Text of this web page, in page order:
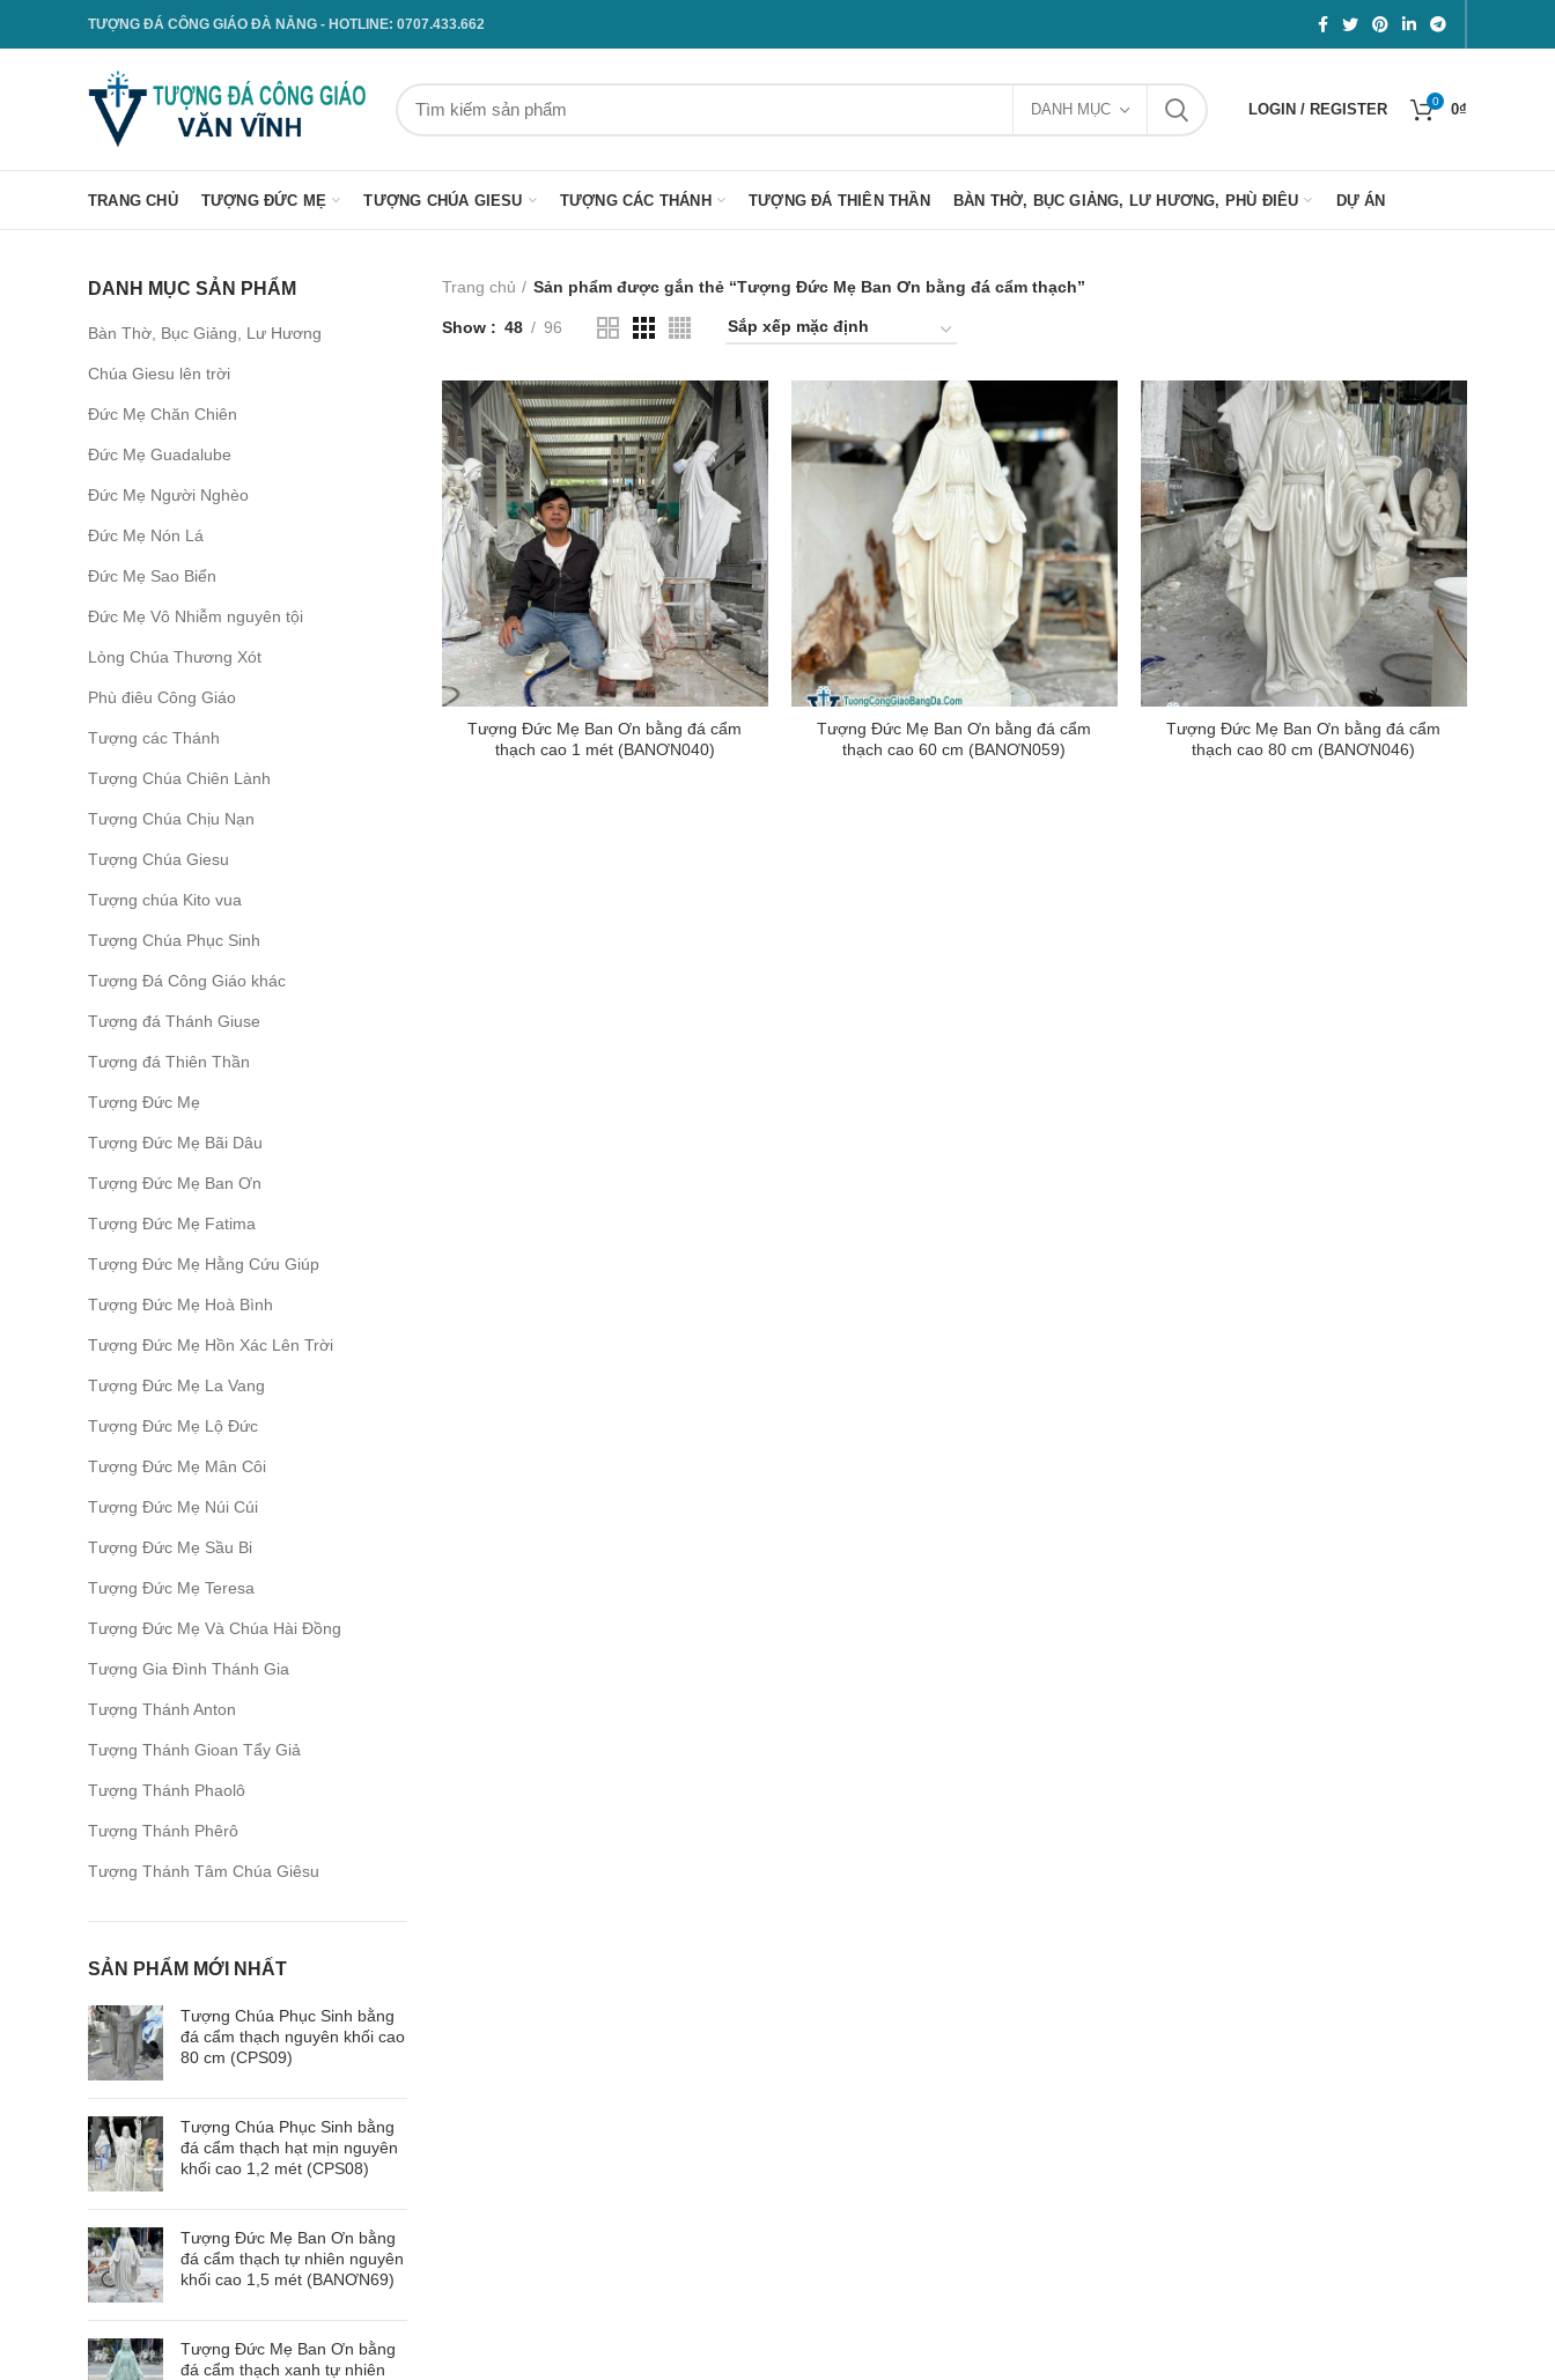
TƯỢNG ĐÁ CÔNG GIÁO ĐÀ NẴNG - HOTLINE: 0707.433.662
DANH MỤC LOGIN / REGISTER 0 0₫
TRANG CHỦ TƯỢNG ĐỨC MẸ TƯỢNG CHÚA GIESU TƯỢNG CÁC THÁNH TƯỢNG ĐÁ THIÊN THẦN BÀN THỜ, BỤC GIẢNG, LƯ HƯƠNG, PHÙ ĐIÊU DỰ ÁN
DANH MỤC SẢN PHẨM
Bàn Thờ, Bục Giảng, Lư Hương
Chúa Giesu lên trời
Đức Mẹ Chăn Chiên
Đức Mẹ Guadalube
Đức Mẹ Người Nghèo
Đức Mẹ Nón Lá
Đức Mẹ Sao Biển
Đức Mẹ Vô Nhiễm nguyên tội
Lòng Chúa Thương Xót
Phù điêu Công Giáo
Tượng các Thánh
Tượng Chúa Chiên Lành
Tượng Chúa Chịu Nạn
Tượng Chúa Giesu
Tượng chúa Kito vua
Tượng Chúa Phục Sinh
Tượng Đá Công Giáo khác
Tượng đá Thánh Giuse
Tượng đá Thiên Thần
Tượng Đức Mẹ
Tượng Đức Mẹ Bãi Dâu
Tượng Đức Mẹ Ban Ơn
Tượng Đức Mẹ Fatima
Tượng Đức Mẹ Hằng Cứu Giúp
Tượng Đức Mẹ Hoà Bình
Tượng Đức Mẹ Hồn Xác Lên Trời
Tượng Đức Mẹ La Vang
Tượng Đức Mẹ Lộ Đức
Tượng Đức Mẹ Mân Côi
Tượng Đức Mẹ Núi Cúi
Tượng Đức Mẹ Sầu Bi
Tượng Đức Mẹ Teresa
Tượng Đức Mẹ Và Chúa Hài Đồng
Tượng Gia Đình Thánh Gia
Tượng Thánh Anton
Tượng Thánh Gioan Tẩy Giả
Tượng Thánh Phaolô
Tượng Thánh Phêrô
Tượng Thánh Tâm Chúa Giêsu
SẢN PHẨM MỚI NHẤT
Tượng Chúa Phục Sinh bằng
đá cẩm thạch nguyên khối cao
80 cm (CPS09)
Tượng Chúa Phục Sinh bằng
đá cẩm thạch hạt mịn nguyên
khối cao 1,2 mét (CPS08)
Tượng Đức Mẹ Ban Ơn bằng
đá cẩm thạch tự nhiên nguyên
khối cao 1,5 mét (BANƠN69)
Tượng Đức Mẹ Ban Ơn bằng
đá cẩm thạch xanh tự nhiên
Trang chủ Sản phẩm được gắn thẻ “Tượng Đức Mẹ Ban Ơn bằng đá cẩm thạch”
Show 48 96
Tượng Đức Mẹ Ban Ơn bằng đá cẩm
thạch cao 1 mét (BANƠN040)
Tượng Đức Mẹ Ban Ơn bằng đá cẩm
thạch cao 60 cm (BANƠN059)
Tượng Đức Mẹ Ban Ơn bằng đá cẩm
thạch cao 80 cm (BANƠN046)